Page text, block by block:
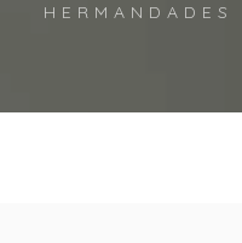
HERMANDADES